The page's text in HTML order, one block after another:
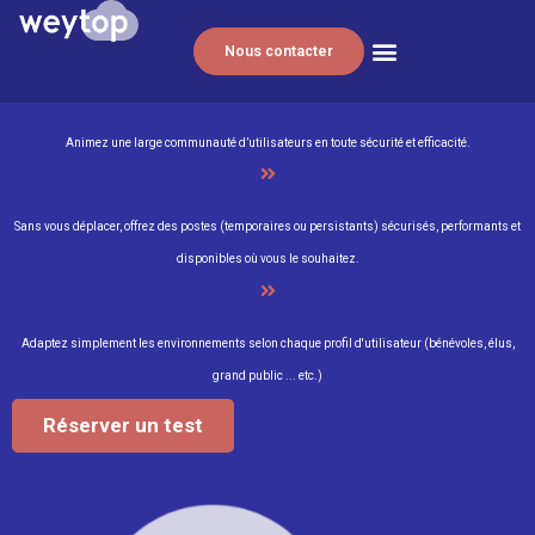
Nous contacter
Collectivités et associations
Animez une large communauté d’utilisateurs en toute sécurité et efficacité.
Sans vous déplacer, offrez des postes (temporaires ou persistants) sécurisés, performants et
disponibles où vous le souhaitez.
Adaptez simplement les environnements selon chaque profil d'utilisateur (bénévoles, élus,
grand public ... etc.)
Réserver un test